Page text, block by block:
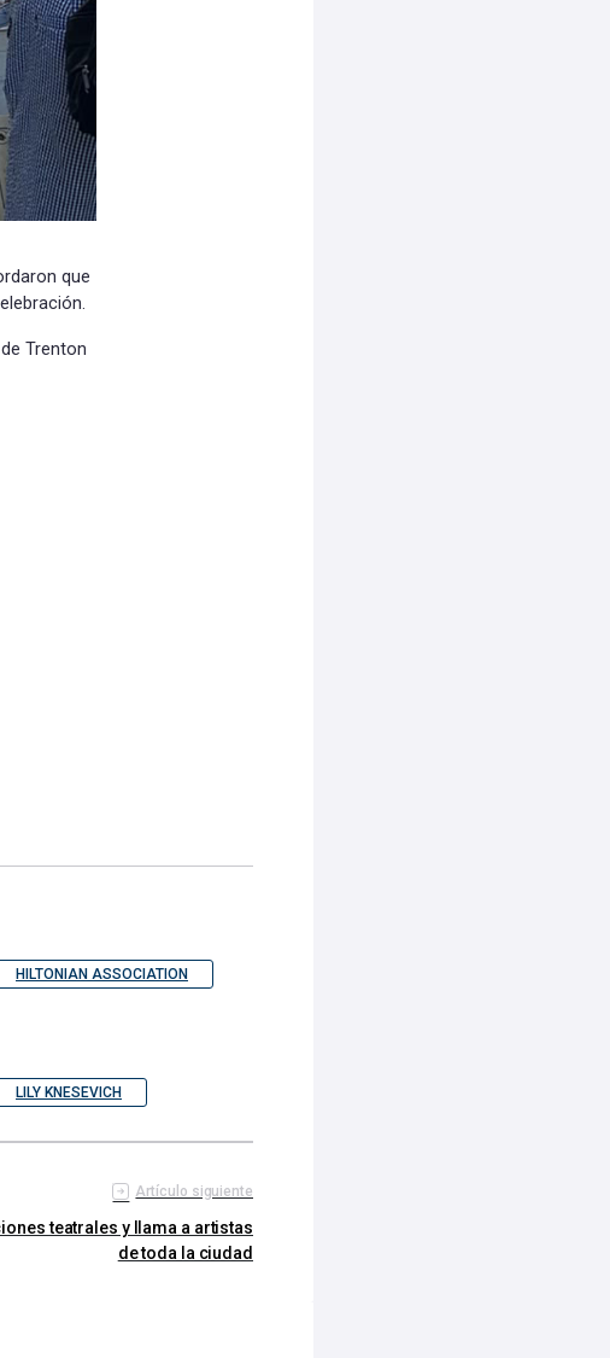
que
Trenton
HILTONIAN ASSOCIATION
LILY KNESEVICH
Artículo siguiente
teatrales y llama a artistas
de toda la ciudad